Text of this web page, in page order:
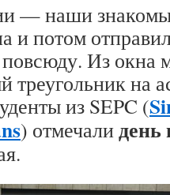
— наши
и потом
Из окна
треугольник на
из SEPC (
) отмечалидень